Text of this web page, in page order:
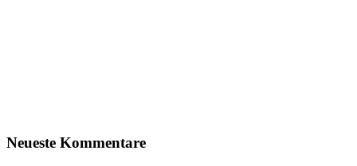
Neueste Kommentare